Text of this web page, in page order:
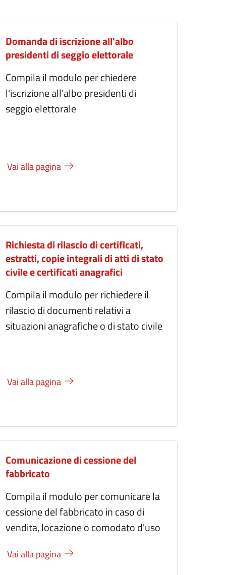
Domanda di iscrizione all'albo
presidenti di seggio elettorale
Compila il modulo per chiedere
l'iscrizione all'albo presidenti di
seggio elettorale
Vai alla pagina
Richiesta di rilascio di certificati,
estratti, copie integrali di atti di stato
civile e certificati anagrafici
Compila il modulo per richiedere il
rilascio di documenti relativi a
situazioni anagrafiche o di stato civile
Vai alla pagina
Comunicazione di cessione del
fabbricato
Compila il modulo per comunicare la
cessione del fabbricato in caso di
vendita, locazione o comodato d'uso
Vai alla pagina